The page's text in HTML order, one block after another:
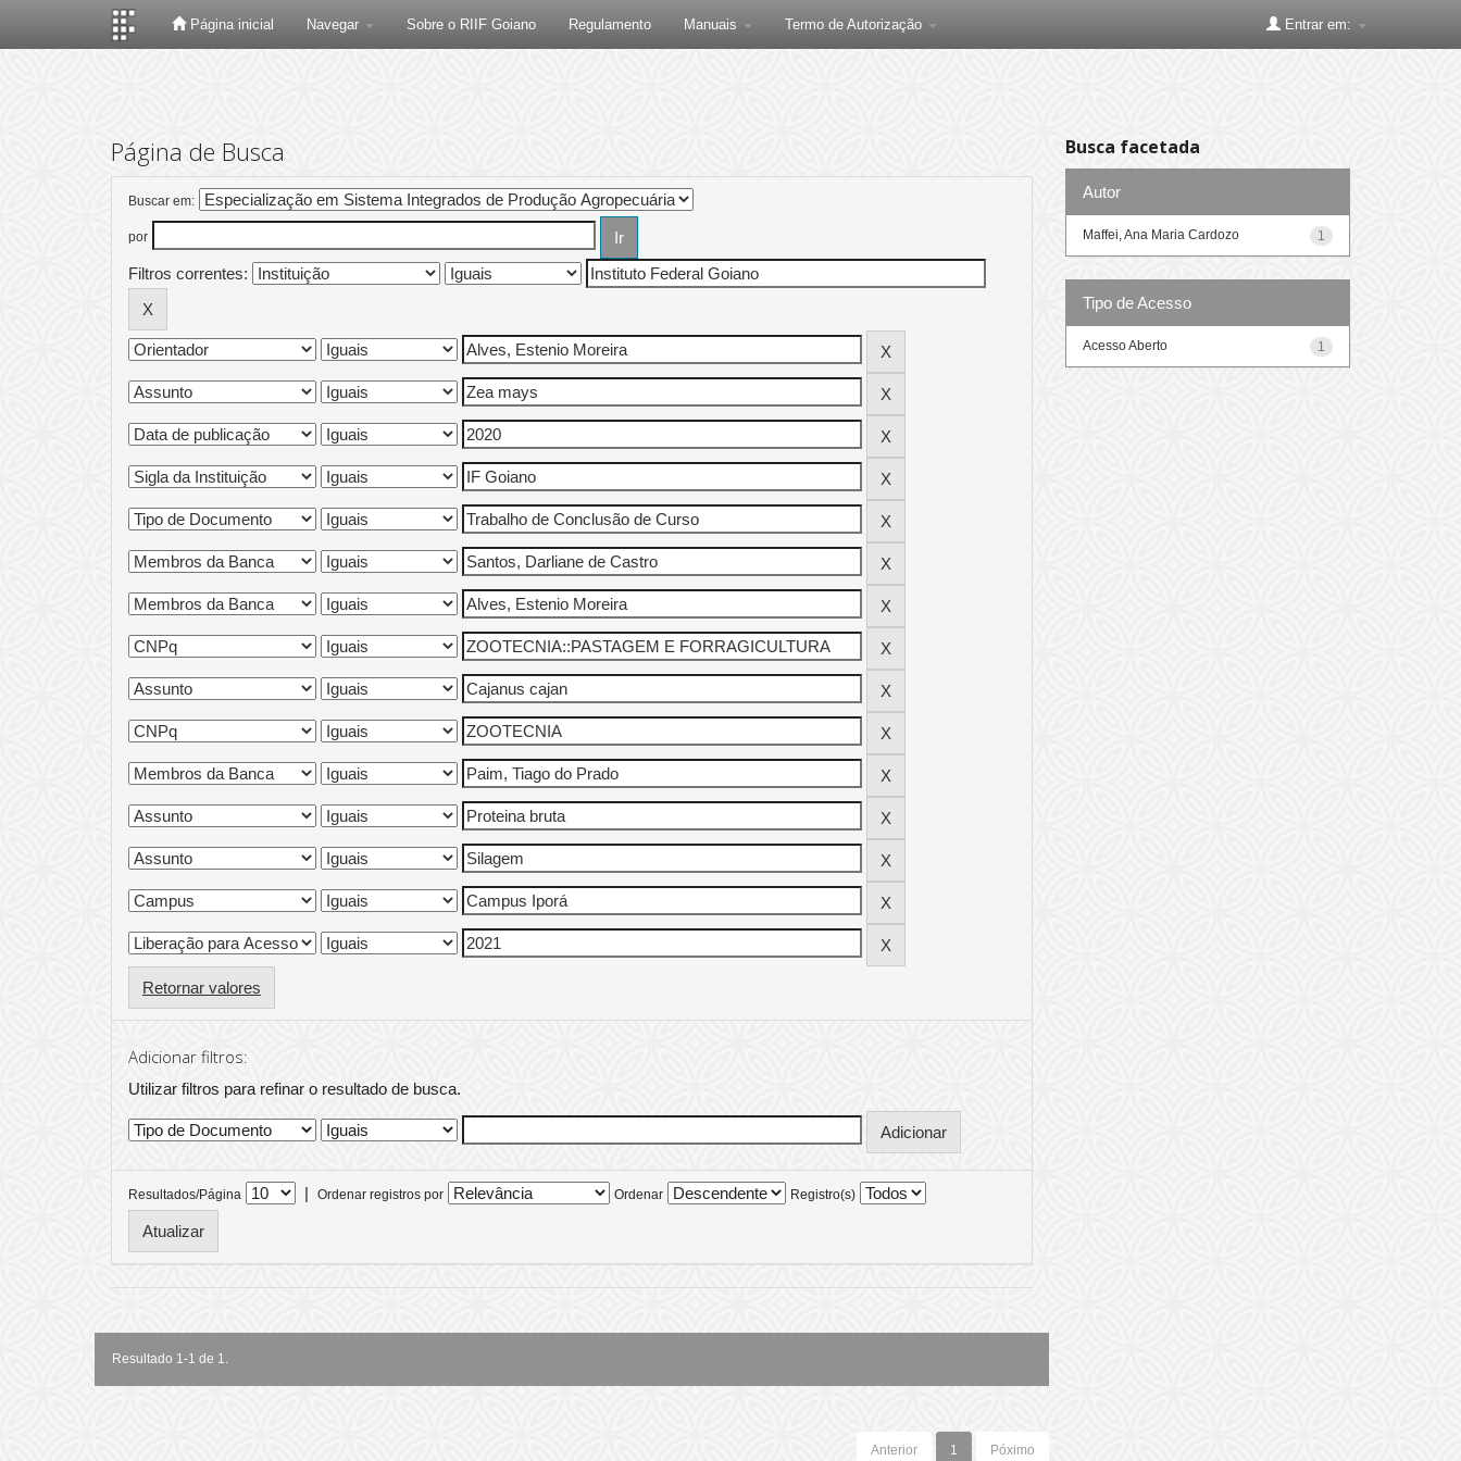
Página inicial Navegar Sobre o RIIF Goiano Regulamento Manuais Termo de Autorização Entrar em:
Página de Busca
Buscar em:
por
Filtros correntes:
Retornar valores
Adicionar filtros:
Utilizar filtros para refinar o resultado de busca.
Resultados/Página | Ordenar registros por Ordenar Registro(s)
Resultado 1-1 de 1.
Anterior 1 Póximo
Busca facetada
Autor
1
Maffei, Ana Maria Cardozo
Tipo de Acesso
1
Acesso Aberto